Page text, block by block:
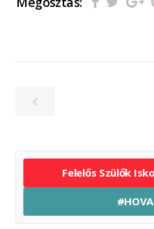
Felelős Szülők